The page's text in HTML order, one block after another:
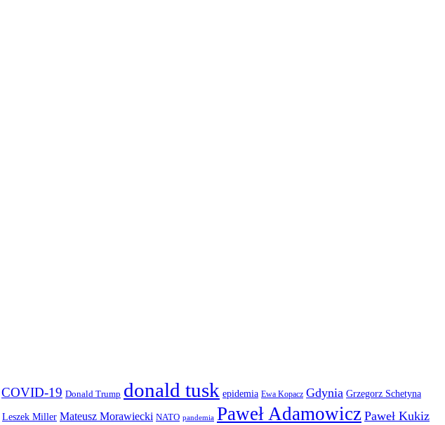
COVID-19 Donald Trump donald tusk epidemia Ewa Kopacz Gdynia Grzegorz Schetyna
Leszek Miller Mateusz Morawiecki NATO pandemia Paweł Adamowicz Paweł Kukiz